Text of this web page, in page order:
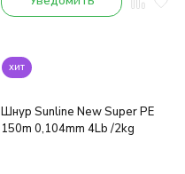
хит
Шнур Sunline New Super PE
150m 0,104mm 4Lb /2kg